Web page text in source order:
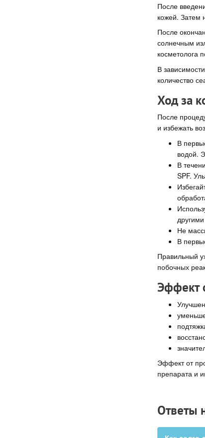
После
кожей. Затем
После
солнечным
косметолога
В
количество
Ход за
После
и избежать
В
водой.
В
SPF.
Не
В
Правильный
побочных
Эффект
Эффект от
препарата и
Ответы